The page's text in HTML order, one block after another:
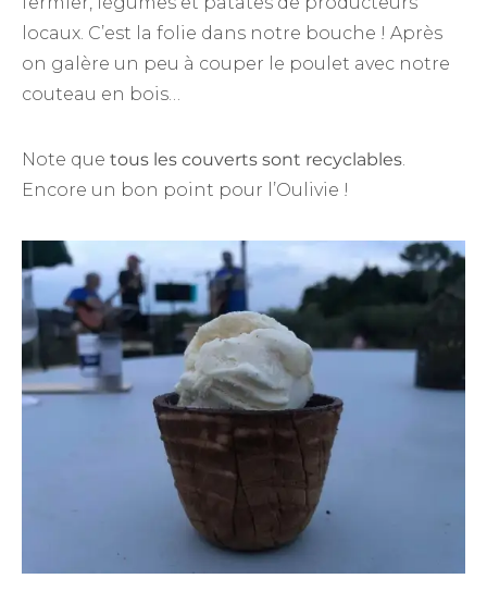
locaux. C’est la folie dans notre bouche ! Après
on galère un peu à couper le poulet avec notre
couteau en bois…
Note que tous les couverts sont recyclables
Encore un bon point pour l’Oulivie !